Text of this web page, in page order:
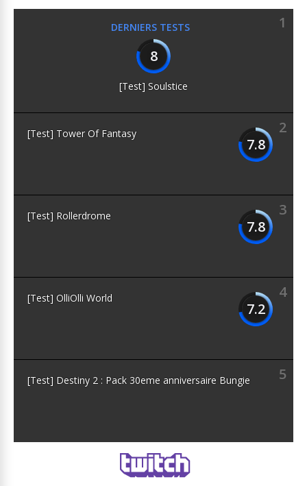
DERNIERS TESTS
1
8
[Test] Soulstice
2
7.8
[Test] Tower Of Fantasy
3
7.8
[Test] Rollerdrome
4
7.2
[Test] OlliOlli World
5
[Test] Destiny 2 : Pack 30eme anniversaire Bungie